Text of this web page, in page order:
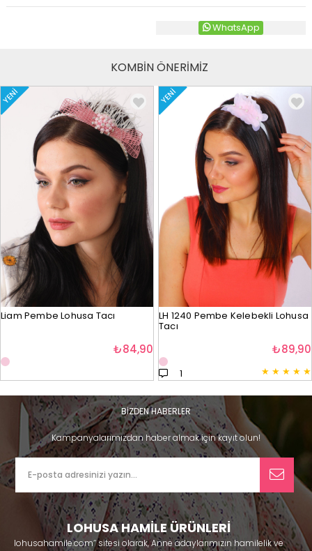
WhatsApp
KOMBİN ÖNERİMİZ
YENI
Liam Pembe Lohusa Tacı
₺84,90
YENI
LH 1240 Pembe Kelebekli Lohusa
Tacı
★ ★ ★ ★ ★
1
₺89,90
BİZDEN HABERLER
Kampanyalarımızdan haber almak için kayıt olun!
LOHUSA HAMİLE ÜRÜNLERİ
lohusahamile.com’’ sitesi olarak, Anne adaylarımızın hamilelik ve